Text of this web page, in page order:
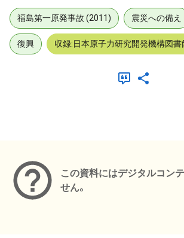
福島第一原発事故 (2011) 震災への備え
復興 収録:日本原子力研究開発機構図書
この資料にはデジタルコン
せん。